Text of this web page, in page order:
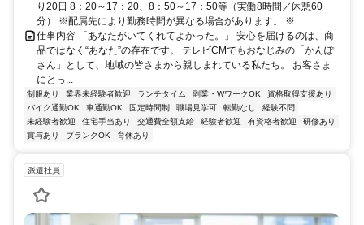
り20日 8：20～17：20、8：50～17：50等（実働8時間／休憩60
分） ※配属先により勤務時間が異なる場合があります。 ※...
仕事内容 「あなたがいてくれてよかった。」 安心を届けるのは、商
品ではなく“あなた”の存在です。 テレビCMでもおなじみの「かんぽ
さん」として、地域の皆さまから親しまれている私たち。 お客さま
にとっ...
制服あり 業界未経験者歓迎 ランチタイム 副業・WワークOK
資格取得支援あり
バイク通勤OK
車通勤OK 固定時間制 職場見学可 転勤なし
経験不問
未経験者歓迎
住宅手当あり 交通費全額支給 経験者歓迎 有資格者歓迎
研修あり
賞与あり
ブランクOK 育休あり
派遣社員